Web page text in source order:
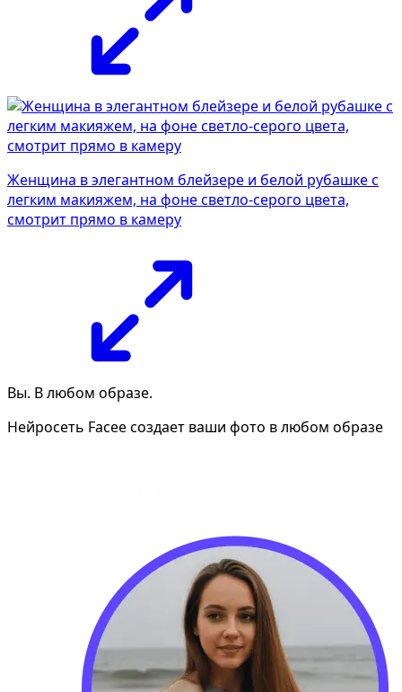
Женщина в элегантном блейзере и белой рубашке с
легким макияжем, на фоне светло-серого цвета,
смотрит прямо в камеру
Вы. В любом образе.
Нейросеть Facee создает ваши фото в любом образе